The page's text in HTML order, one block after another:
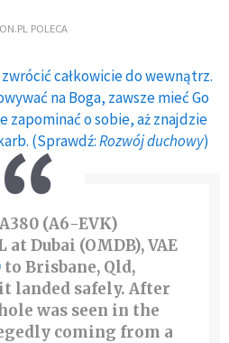
POLECA
całkowicie do wewnątrz.
na Boga, zawsze mieć Go
zapominać o sobie, aż znajdzie
(Sprawdź:Rozwój duchowy)
(A6-EVK)
Dubai (OMDB), VAE
to Brisbane, Qld,
landed safely. After
was seen in the
coming from a